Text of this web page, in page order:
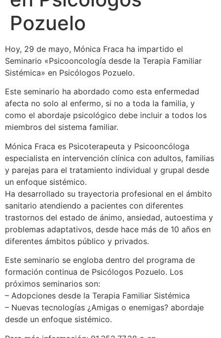
Pozuelo
Hoy, 29 de mayo, Mónica Fraca ha impartido el
Seminario «Psicooncología desde la Terapia Familiar
Sistémica» en Psicólogos Pozuelo.
Este seminario ha abordado como esta enfermedad
afecta no solo al enfermo, si no a toda la familia, y
como el abordaje psicológico debe incluir a todos los
miembros del sistema familiar.
Mónica Fraca es Psicoterapeuta y Psicooncóloga
especialista en intervención clínica con adultos, familias
y parejas para el tratamiento individual y grupal desde
un enfoque sistémico.
Ha desarrollado su trayectoria profesional en el ámbito
sanitario atendiendo a pacientes con diferentes
trastornos del estado de ánimo, ansiedad, autoestima y
problemas adaptativos, desde hace más de 10 años en
diferentes ámbitos público y privados.
Este seminario se engloba dentro del programa de
formación continua de Psicólogos Pozuelo. Los
próximos seminarios son:
– Adopciones desde la Terapia Familiar Sistémica
– Nuevas tecnologías ¿Amigas o enemigas? abordaje
desde un enfoque sistémico.